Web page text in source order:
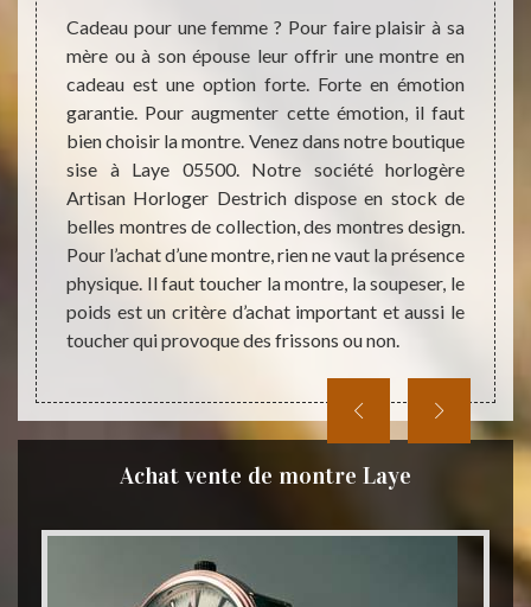
vous
de
nous
Cadeau pour une femme ? Pour faire plaisir à sa
mère ou à son épouse leur offrir une montre en
cadeau est une option forte. Forte en émotion
garantie. Pour augmenter cette émotion, il faut
bien choisir la montre. Venez dans notre boutique
sise à Laye 05500. Notre société horlogère
Artisan Horloger Destrich dispose en stock de
belles montres de collection, des montres design.
Pour l’achat d’une montre, rien ne vaut la présence
physique. Il faut toucher la montre, la soupeser, le
poids est un critère d’achat important et aussi le
toucher qui provoque des frissons ou non.
nous
de
faut
Achat vente de montre Laye